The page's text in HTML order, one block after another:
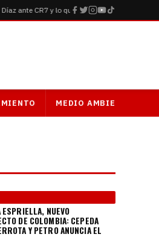
ante CR7 y lo que está en juego en el partido
MEDIO AMBIENTE
NUEVO
DE COLOMBIA: CEPEDA
Y PETRO ANUNCIA EL